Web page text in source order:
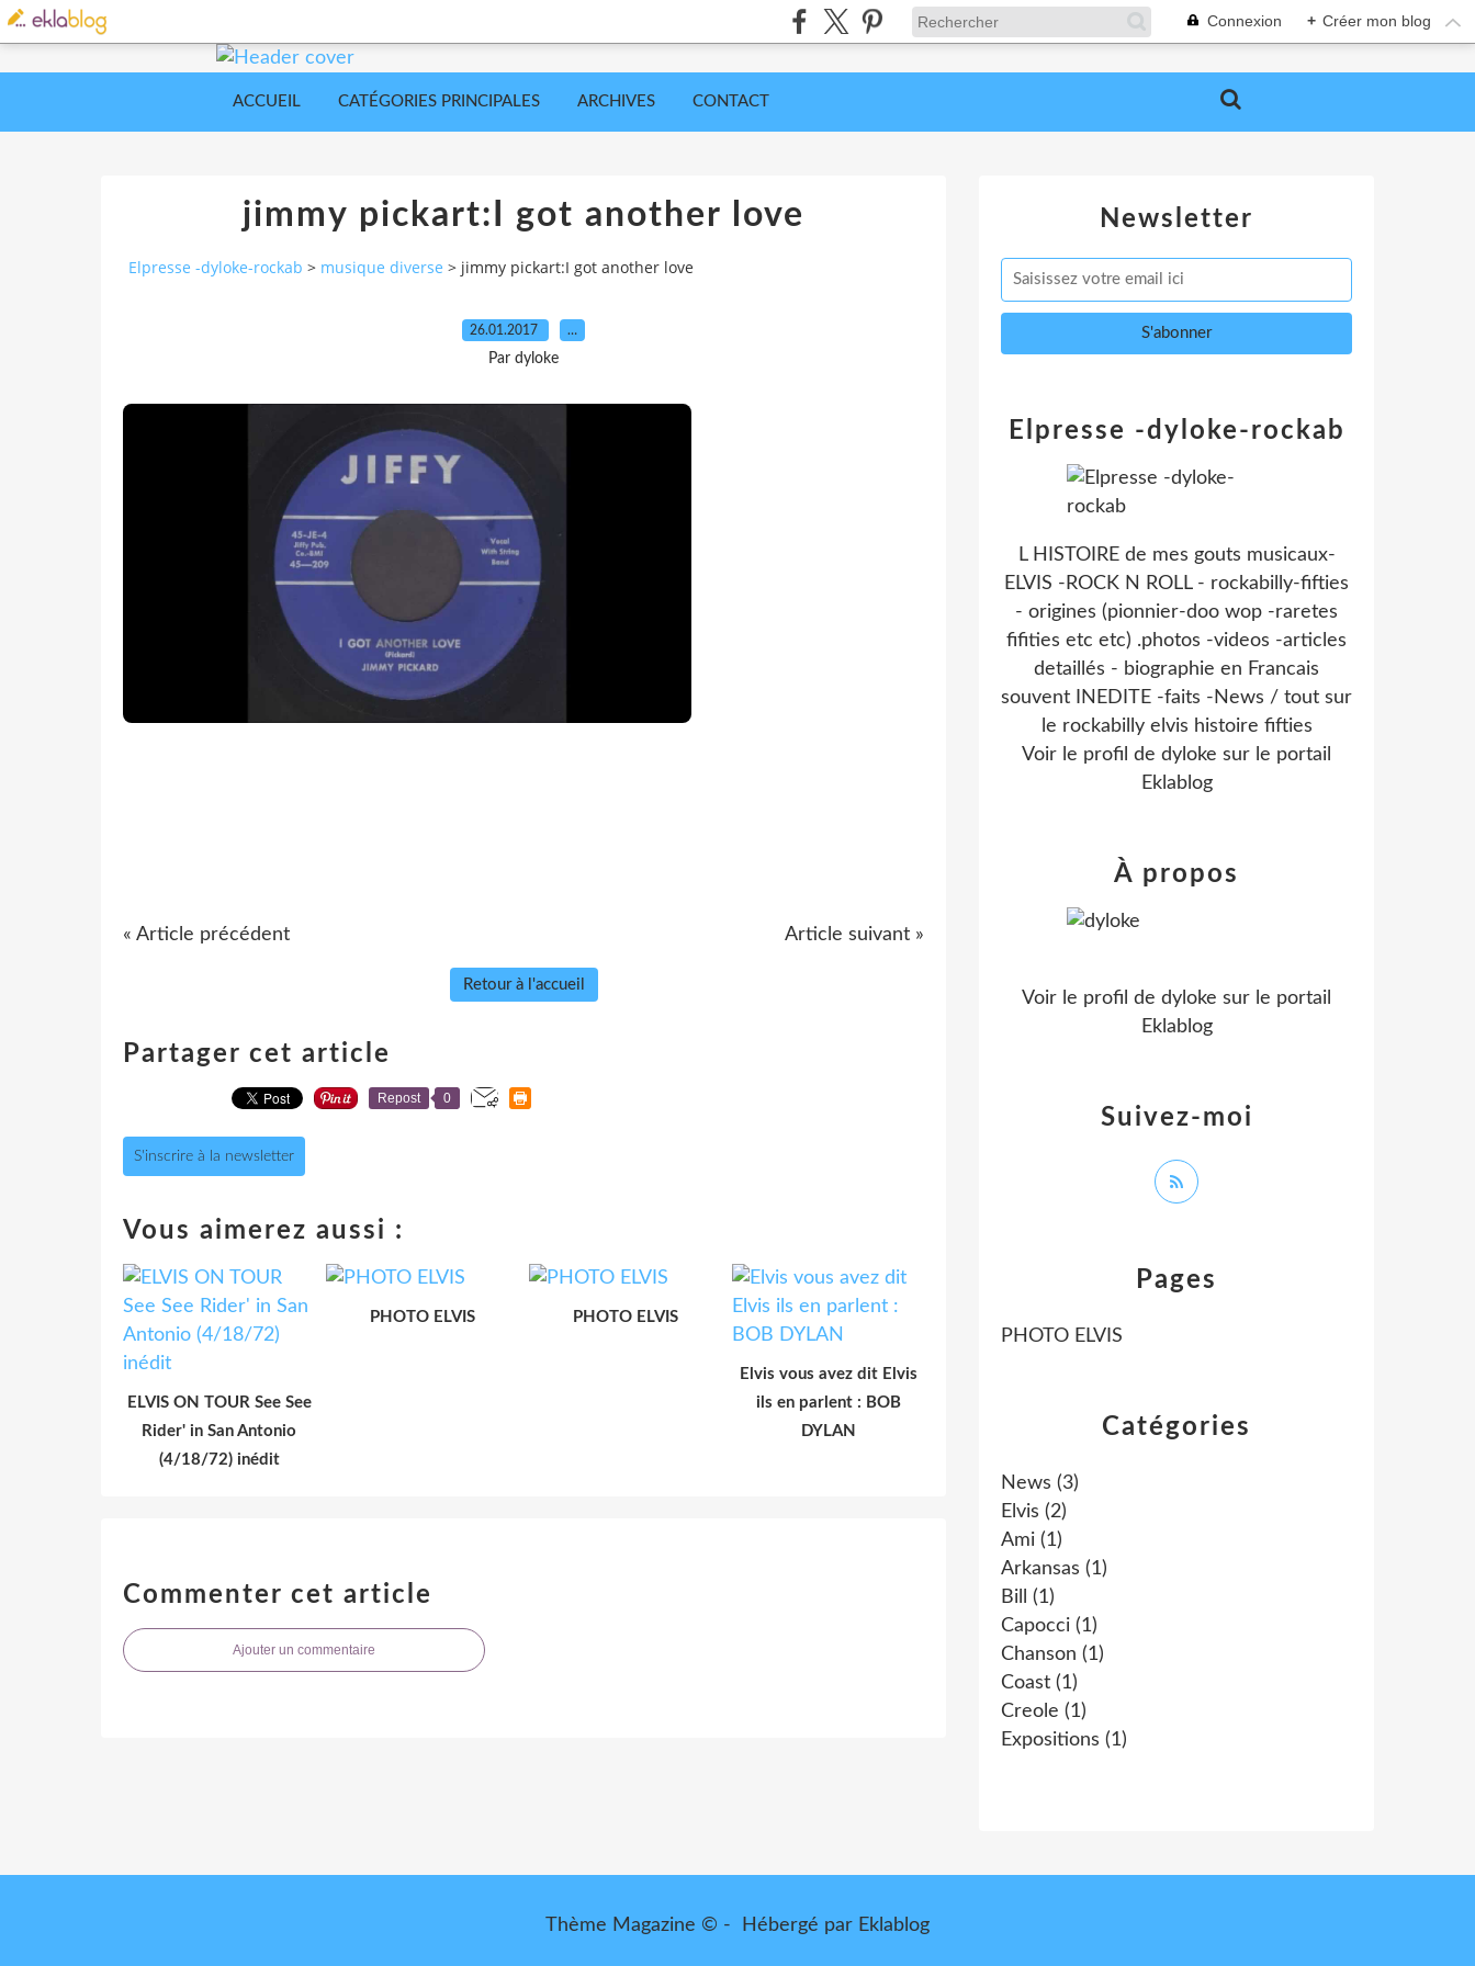
Connexion + Créer mon blog
ACCUEIL CATÉGORIES PRINCIPALES ARCHIVES CONTACT
jimmy pickart:I got another love
Elpresse -dyloke-rockab > musique diverse > jimmy pickart:I got another love
26.01.2017 …
Par dyloke
« Article précédent Article suivant »
Retour à l'accueil
Partager cet article
Repost 0
S'inscrire à la newsletter
Vous aimerez aussi :
ELVIS ON TOUR See See
Rider' in San Antonio
(4/18/72) inédit
PHOTO ELVIS PHOTO ELVIS
Elvis vous avez dit Elvis
ils en parlent : BOB
DYLAN
Commenter cet article
Ajouter un commentaire
Newsletter
Catégories
News (3)
Elvis (2)
Ami (1)
Arkansas (1)
Bill
(1)
Capocci (1)
Chanson (1)
Coast (1)
Creole (1)
Expositions (1)
Pages
PHOTO ELVIS
Elpresse -dyloke-rockab
L HISTOIRE de mes gouts musicaux-
ELVIS -ROCK N ROLL - rockabilly-fifties
- origines (pionnier-doo wop -raretes
fifities etc etc) .photos -videos -articles
detaillés - biographie en Francais
souvent INEDITE -faits -News / tout sur
le rockabilly elvis histoire fifties
Voir le profil de dyloke sur le portail
Eklablog
Suivez-moi
À propos
Voir le profil de dyloke sur le portail
Eklablog
Thème Magazine © - Hébergé par Eklablog